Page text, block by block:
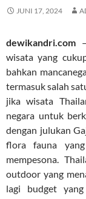
JUNI 17, 2024
dewikandri.com
wisata yang
bahkan
termasuk salah
jika wisata
negara untuk
dengan julukan
flora fauna
mempesona.
outdoor yang
lagi budget